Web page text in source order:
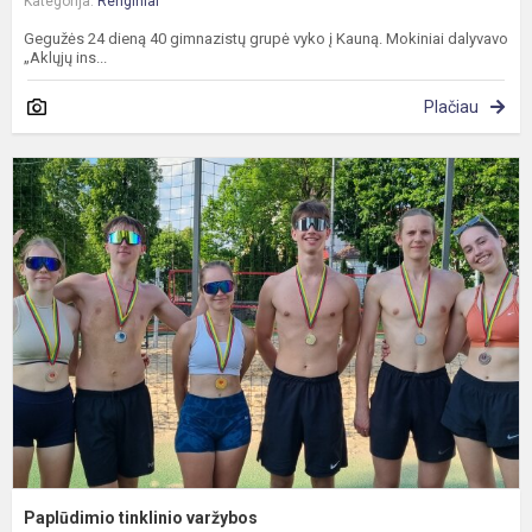
Gegužės 24 dieną 40 gimnazistų grupė vyko į Kauną. Mokiniai dalyvavo
„Aklųjų ins...
Plačiau
Paplūdimio tinklinio varžybos